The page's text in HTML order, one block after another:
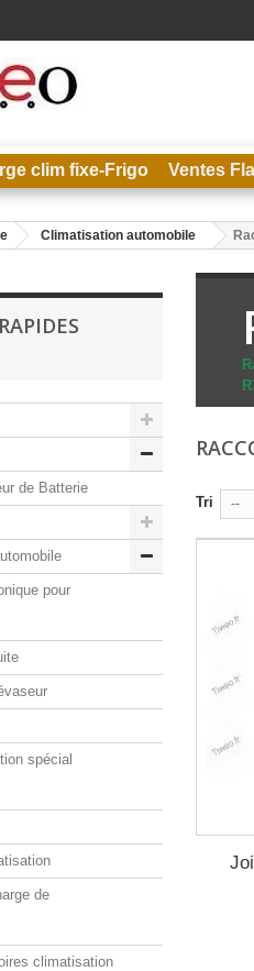
clim fixe-Frigo Ventes
Climatisation automobile
de Batterie
pour
spécial
de
climatisation
Tri --